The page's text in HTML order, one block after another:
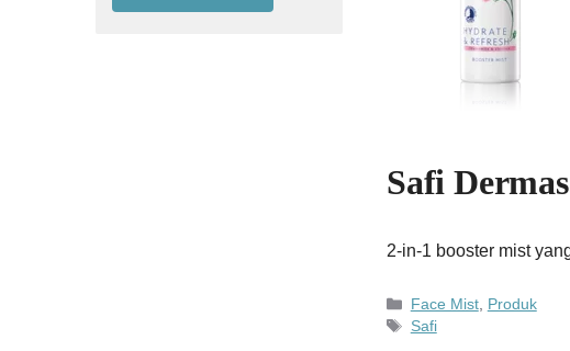
Safi
2-in-1 booster mist
Kategori
Face Mist, Produk
Tag
Safi